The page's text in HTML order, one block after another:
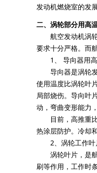
发动机燃烧室的发
二、涡轮部分用高
航空发动机涡轮
要求十分严格。而
1、 导向器用高
导向器是涡轮发
使用温度比涡轮叶
局部烧伤。导向叶
动，弯曲变形能力
目前，高推重比
热涂层防护。冷却
2、涡轮工作叶
涡轮叶片，是航
刷等作用，工作时